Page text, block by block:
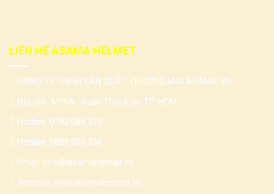
LIÊN HỆ ASAMA HELMET
CÔNG TY TNHH SẢN XUẤT THƯƠNG MẠI ASAMA VN
Địa chỉ: 4/11A , Xuân Thới Sơn, TP HCM
Hotline: 0782.088.333
Hotline: 0888.000.336
Email: info@asamahelmet.vn
Website: www.asamahelmet.vn